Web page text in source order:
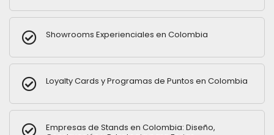
Showrooms Experienciales en Colombia
Loyalty Cards y Programas de Puntos en Colombia
Empresas de Stands en Colombia: Diseño,